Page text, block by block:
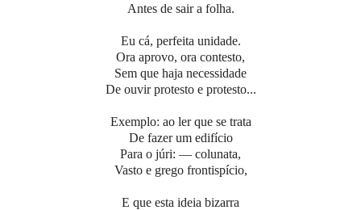
Antes de sair a folha.
Eu cá, perfeita unidade.
Ora aprovo, ora contesto,
Sem que haja necessidade
De ouvir protesto e protesto...
Exemplo: ao ler que se trata
De fazer um edifício
Para o júri: — colunata,
Vasto e grego frontispício,
E que esta ideia bizarra